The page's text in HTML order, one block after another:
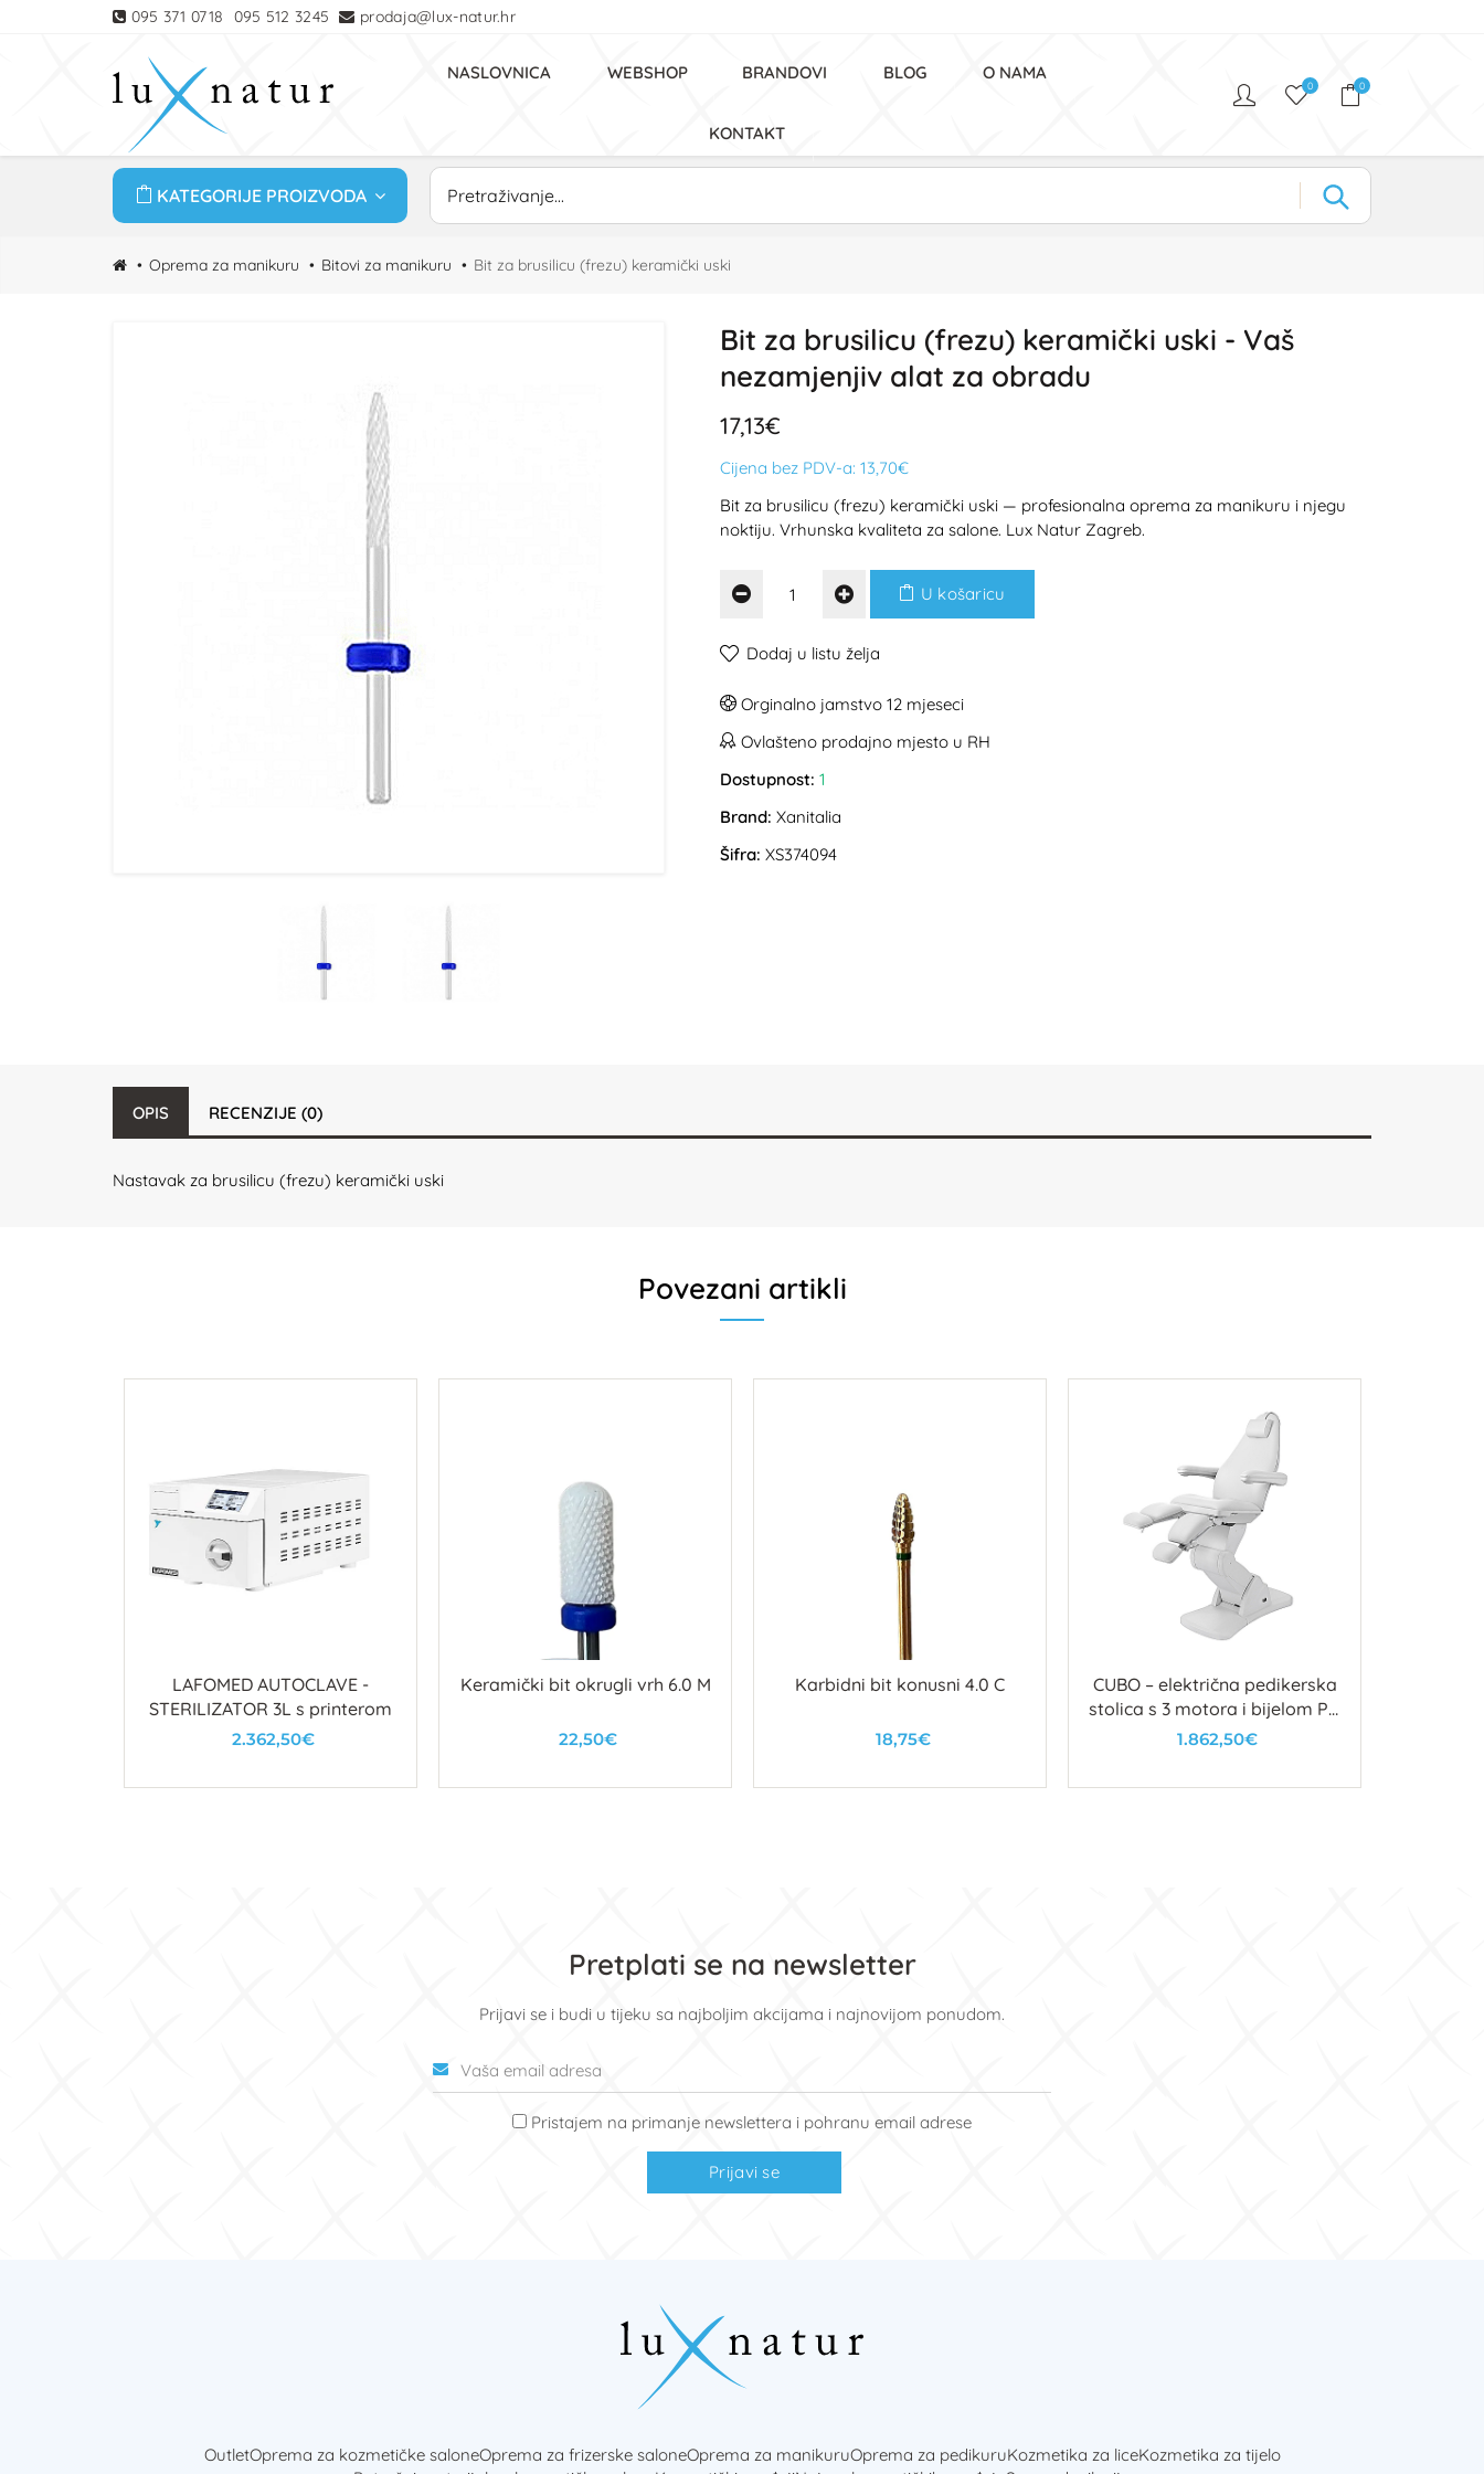
095 371 0718 095 512 3245 prodaja@lux-natur.hr
NASLOVNICA WEBSHOP BRANDOVI BLOG O NAMA
KONTAKT
0 0
KATEGORIJE PROIZVODA
Oprema za manikuru Bitovi za manikuru Bit za brusilicu (frezu) keramički uski
Bit za brusilicu (frezu) keramički uski - Vaš
nezamjenjiv alat za obradu
17,13€
Cijena bez PDV-a: 13,70€
Bit za brusilicu (frezu) keramički uski — profesionalna oprema za manikuru i njegu
noktiju. Vrhunska kvaliteta za salone. Lux Natur Zagreb.
U košaricu
Dodaj u listu želja
Orginalno jamstvo 12 mjeseci
Ovlašteno prodajno mjesto u RH
Dostupnost: 1
Brand: Xanitalia
Šifra: XS374094
OPIS RECENZIJE (0)
Nastavak za brusilicu (frezu) keramički uski
Povezani artikli
LAFOMED AUTOCLAVE -
STERILIZATOR 3L s printerom
2.362,50€
U košaricu
Keramički bit okrugli vrh 6.0 M
22,50€
U košaricu
Karbidni bit konusni 4.0 C
18,75€
U košaricu
CUBO – električna pedikerska
stolica s 3 motora i bijelom PU
presvlakom
1.862,50€
U košaricu
Pretplati se na newsletter
Prijavi se i budi u tijeku sa najboljim akcijama i najnovijom ponudom.
Pristajem na primanje newslettera i pohranu email adrese
Prijavi se
OutletOprema za kozmetičke saloneOprema za frizerske saloneOprema za manikuruOprema za pedikuruKozmetika za liceKozmetika za tijelo